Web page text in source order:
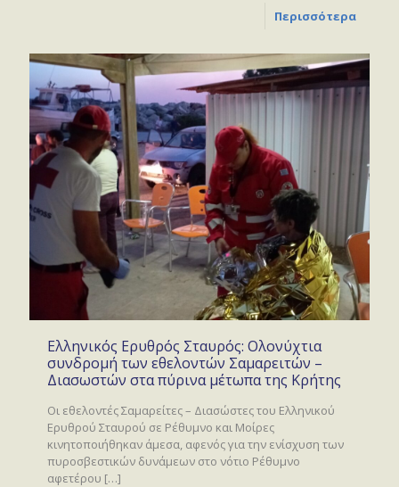
Περισσότερα
Ελληνικός Ερυθρός Σταυρός: Ολονύχτια
συνδρομή των εθελοντών Σαμαρειτών –
Διασωστών στα πύρινα μέτωπα της Κρήτης
Οι εθελοντές Σαμαρείτες – Διασώστες του Ελληνικού
Ερυθρού Σταυρού σε Ρέθυμνο και Μοίρες
κινητοποιήθηκαν άμεσα, αφενός για την ενίσχυση των
πυροσβεστικών δυνάμεων στο νότιο Ρέθυμνο
αφετέρου […]